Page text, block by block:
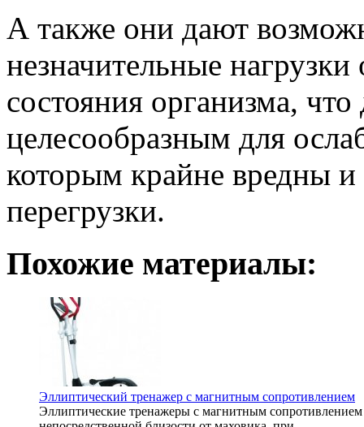
А также они дают
незначительные
состояния организма,
целесообразным для
которым крайне вредны
перегрузки.
Похожие материалы:
Эллиптический тренажер с магнитным сопротивлением
Эллиптические тренажеры с магнитным